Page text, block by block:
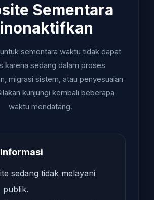
Sementara
sementara waktu tidak dapat
karena sedang dalam proses
migrasi sistem, atau penyesuaian
kunjungi kembali beberapa
waktu mendatang.
sedang tidak melayani
publik.